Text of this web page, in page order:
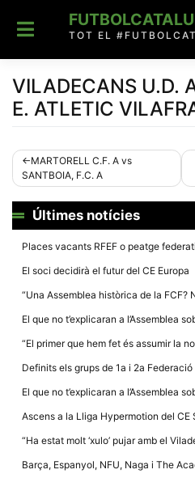
content
TOT EL
VILADECANS U.D.
E. ATLETIC
Navegació
d'entrades
MARTORELL C.F. A vs
SANTBOIA, F.C. A
Últimes notícies
Places vacants RFEF o peatge
El soci decidirà el futur del CE Europa
“Una Assemblea històrica de la FCF?
El que no t’explicaran a l’Assemblea
“El primer que hem fet és assumir la
Definits els grups de 1a i 2a Federació
El que no t’explicaran a l’Assemblea
Ascens a la Lliga Hypermotion del CE
“Ha estat molt ‘xulo’ pujar amb el
Barça, Espanyol, NFU, Naga i The